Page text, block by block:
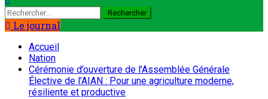
Le journal
Accueil
Nation
Cérémonie d’ouverture de l’Assemblée Générale
Élective de l’AIAN : Pour une agriculture moderne,
résiliente et productive